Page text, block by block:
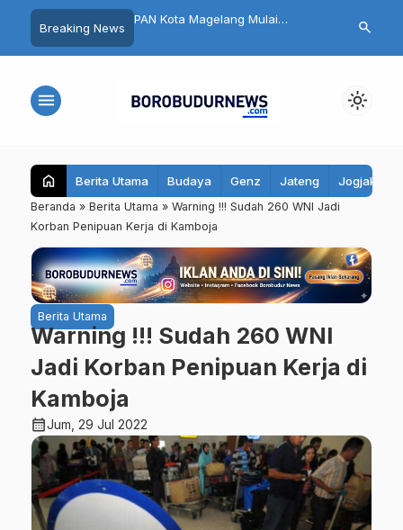
Breaking News
Mobil Listrik di Artos
PAN Kota Magelang Mulai
Muhammadiyah Didekati untuk
Heboh! 12
Rumah Sakit
search
menu light_mode
home Berita Utama Budaya Genz Jateng Jogjakarta
Beranda » Berita Utama » Warning !!! Sudah 260 WNI Jadi
Korban Penipuan Kerja di Kamboja
Berita Utama
Warning !!! Sudah 260 WNI
Jadi Korban Penipuan Kerja di
Kamboja
calendar_monthJum, 29 Jul 2022